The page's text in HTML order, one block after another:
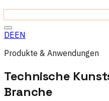
DEEN
Produkte & Anwendungen
Technische
Branche